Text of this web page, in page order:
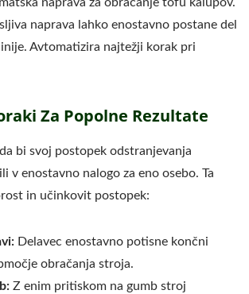
naprava lahko enostavno postane del
Avtomatizira najtežji korak pri
Za Popolne Rezultate
bi svoj postopek odstranjevanja
v enostavno nalogo za eno osebo. Ta
in učinkovit postopek:
Delavec enostavno potisne končni
obračanja stroja.
Z enim pritiskom na gumb stroj